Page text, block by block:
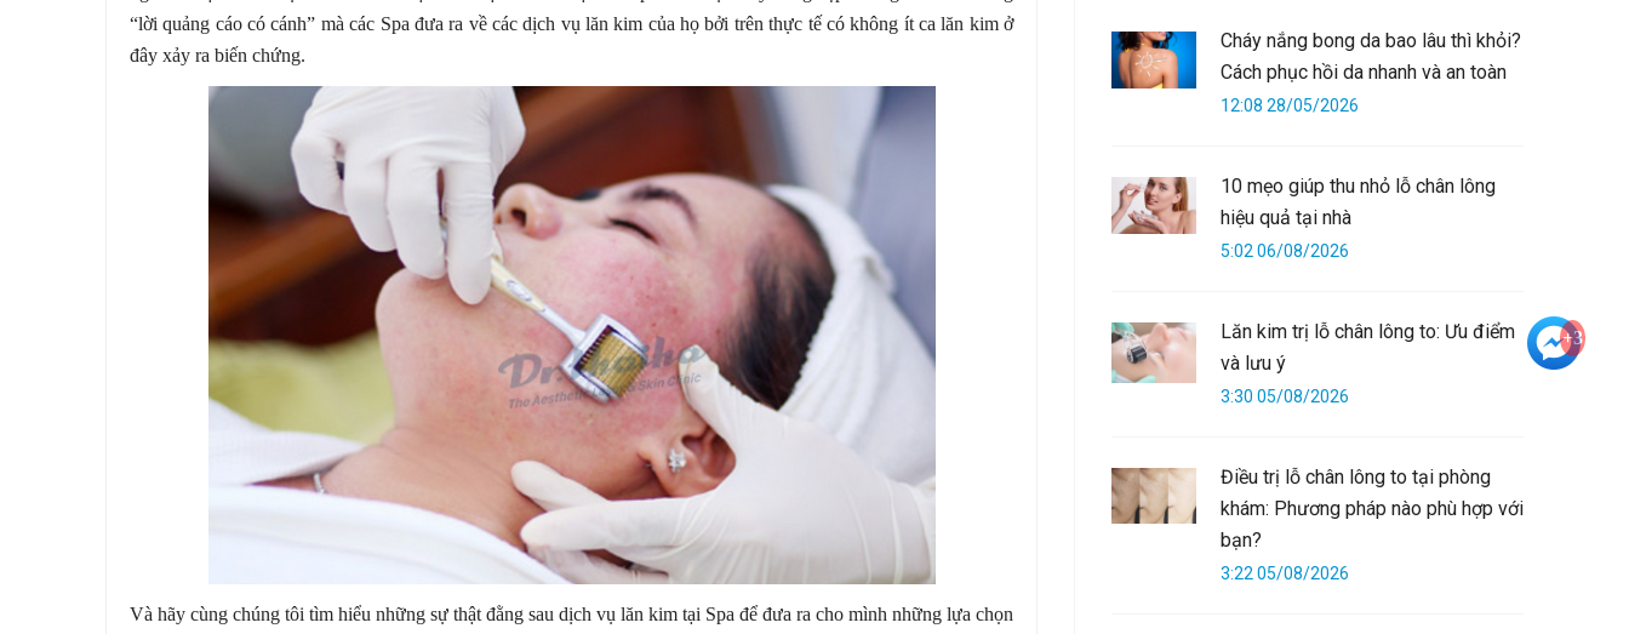
“lời quảng cáo có cánh” mà các Spa đưa ra về các dịch vụ lăn kim của họ bởi trên thực tế có không ít ca lăn kim ở
đây xảy ra biến chứng.
Và hãy cùng chúng tôi tìm hiểu những sự thật đằng sau dịch vụ lăn kim tại Spa để đưa ra cho mình những lựa chọn
Cháy nắng bong da bao lâu thì khỏi?
Cách phục hồi da nhanh và an toàn
12:08 28/05/2026
10 mẹo giúp thu nhỏ lỗ chân lông
hiệu quả tại nhà
5:02 06/08/2026
Lăn kim trị lỗ chân lông to: Ưu điểm
và lưu ý
3:30 05/08/2026
Điều trị lỗ chân lông to tại phòng
khám: Phương pháp nào phù hợp với
bạn?
3:22 05/08/2026
+3